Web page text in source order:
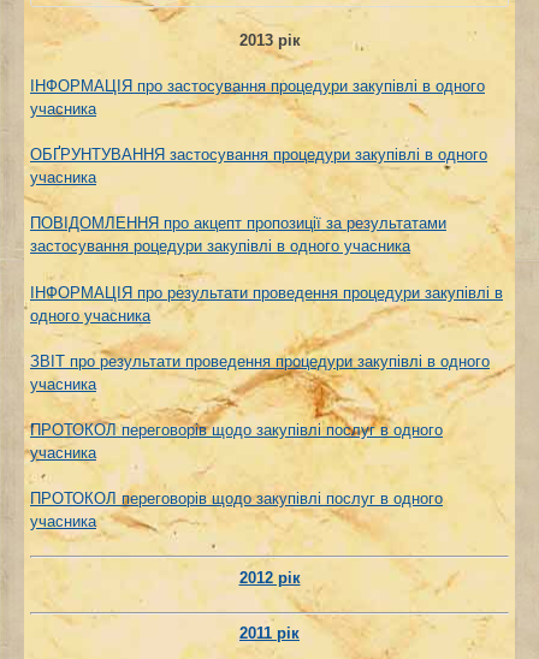
2013 рік
ІНФОРМАЦІЯ про застосування процедури закупівлі в одного
учасника
ОБҐРУНТУВАННЯ застосування процедури закупівлі в одного
учасника
ПОВІДОМЛЕННЯ про акцепт пропозиції за результатами
застосування роцедури закупівлі в одного учасника
ІНФОРМАЦІЯ про результати проведення процедури закупівлі в
одного учасника
ЗВІТ про результати проведення процедури закупівлі в одного
учасника
ПРОТОКОЛ переговорів щодо закупівлі послуг в одного
учасника
ПРОТОКОЛ переговорів щодо закупівлі послуг в одного
учасника
2012 рік
2011 рік